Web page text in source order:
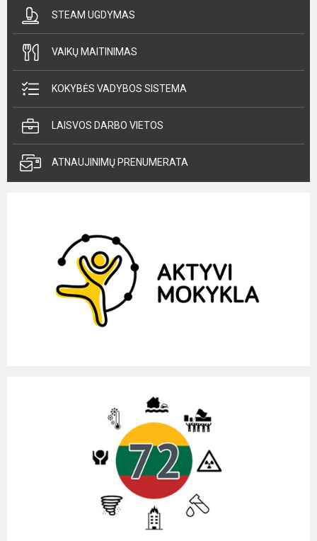
STEAM UGDYMAS
VAIKŲ MAITINIMAS
KOKYBĖS VADYBOS SISTEMA
LAISVOS DARBO VIETOS
ATNAUJINIMŲ PRENUMERATA